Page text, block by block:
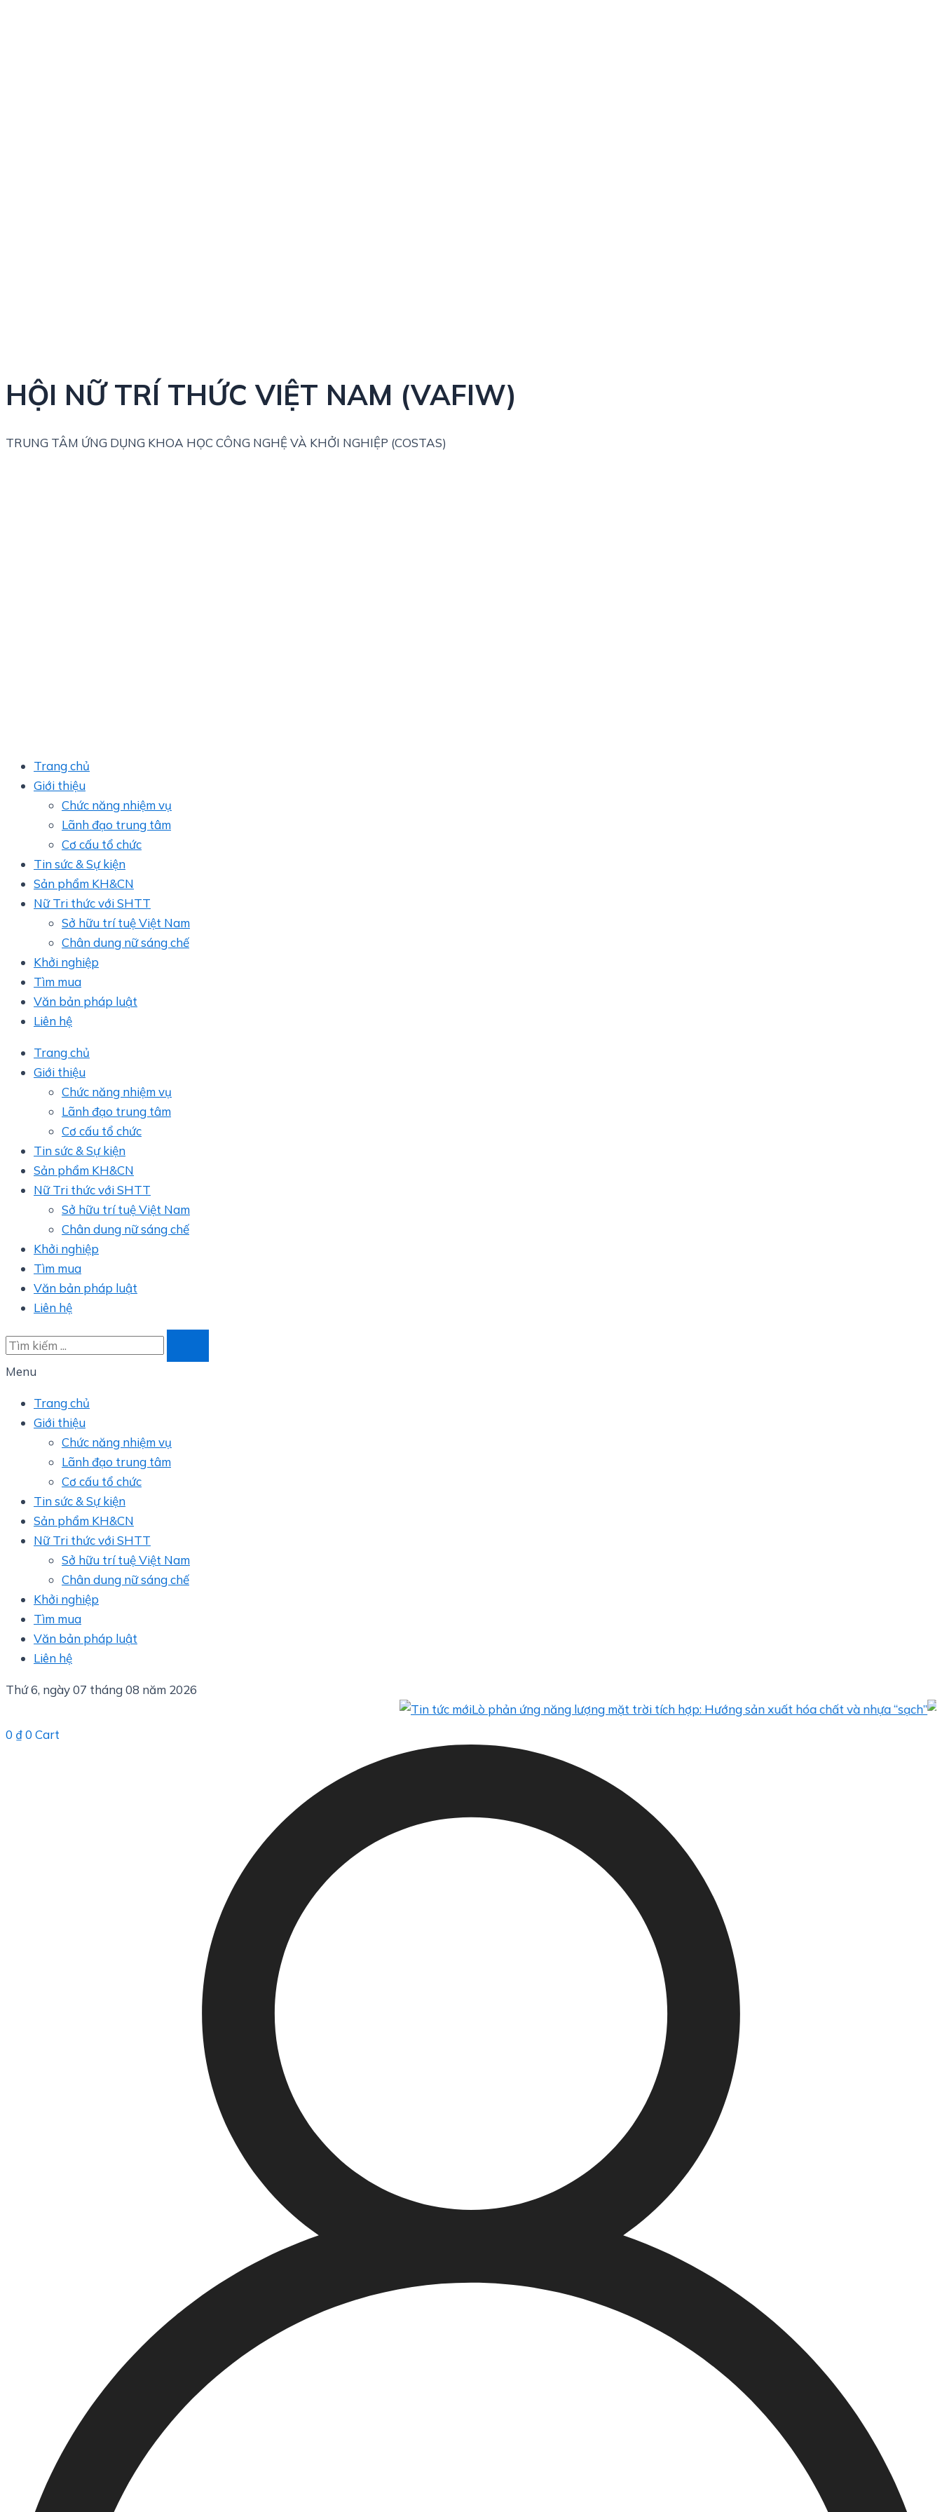
HỘI NỮ TRÍ THỨC VIỆT NAM (VAFIW)
TRUNG TÂM ỨNG DỤNG KHOA HỌC CÔNG NGHỆ VÀ KHỞI NGHIỆP (COSTAS)
Trang chủ
Giới thiệu
Chức năng nhiệm vụ
Lãnh đạo trung tâm
Cơ cấu tổ chức
Tin sức & Sự kiện
Sản phẩm KH&CN
Nữ Tri thức với SHTT
Sở hữu trí tuệ Việt Nam
Chân dung nữ sáng chế
Khởi nghiệp
Tìm mua
Văn bản pháp luật
Liên hệ
Trang chủ
Giới thiệu
Chức năng nhiệm vụ
Lãnh đạo trung tâm
Cơ cấu tổ chức
Tin sức & Sự kiện
Sản phẩm KH&CN
Nữ Tri thức với SHTT
Sở hữu trí tuệ Việt Nam
Chân dung nữ sáng chế
Khởi nghiệp
Tìm mua
Văn bản pháp luật
Liên hệ
Menu
Trang chủ
Giới thiệu
Chức năng nhiệm vụ
Lãnh đạo trung tâm
Cơ cấu tổ chức
Tin sức & Sự kiện
Sản phẩm KH&CN
Nữ Tri thức với SHTT
Sở hữu trí tuệ Việt Nam
Chân dung nữ sáng chế
Khởi nghiệp
Tìm mua
Văn bản pháp luật
Liên hệ
Thứ 6, ngày 07 tháng 08 năm 2026
Lò phản ứng năng lượng mặt trời tích hợp: Hướng sản xuất hóa chất và nhựa “sạch”
0 ₫0 Cart